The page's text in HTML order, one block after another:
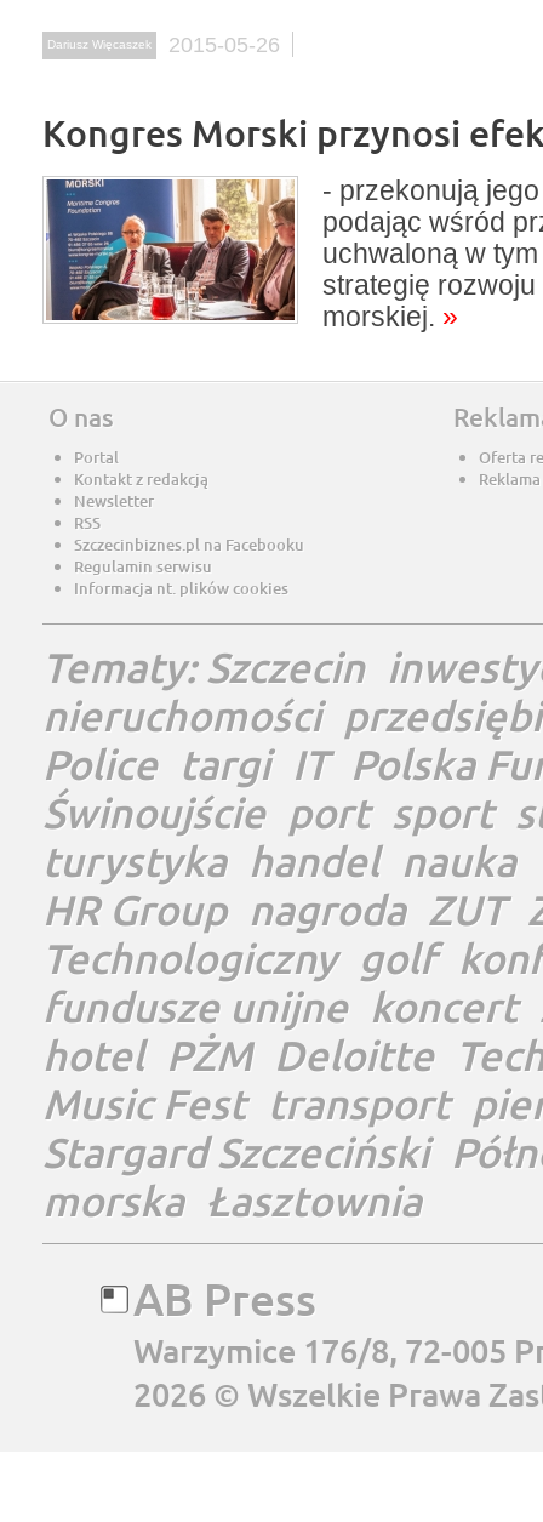
Dariusz Więcaszek 2015-05-26
Kongres Morski przynosi
- przekonują
podając wśród
uchwaloną w
strategię
morskiej. »
O nas
Portal
Kontakt z redakcją
Newsletter
RSS
Szczecinbiznes.pl na Facebooku
Regulamin serwisu
Informacja nt. plików cookies
Oferta
Tematy:Szczecin
nieruchomości
Police targi IT Polska
Świnoujście port sport
turystyka handel nauka
HR Group nagroda ZUT
Technologiczny golf
fundusze unijne koncert
hotel PŻM Deloitte
Music Fest transport
Stargard Szczeciński
morska Łasztownia
AB Press
Warzymice 176/8, 72-005
2026 © Wszelkie Prawa